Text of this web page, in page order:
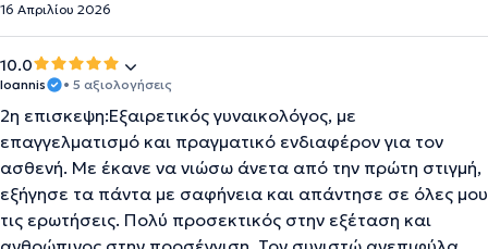
16 Απριλίου 2026
10.0
Ioannis • 5 αξιολογήσεις
2η επισκεψη:Εξαιρετικός γυναικολόγος, με
επαγγελματισμό και πραγματικό ενδιαφέρον για τον
ασθενή. Με έκανε να νιώσω άνετα από την πρώτη στιγμή,
εξήγησε τα πάντα με σαφήνεια και απάντησε σε όλες μου
τις ερωτήσεις. Πολύ προσεκτικός στην εξέταση και